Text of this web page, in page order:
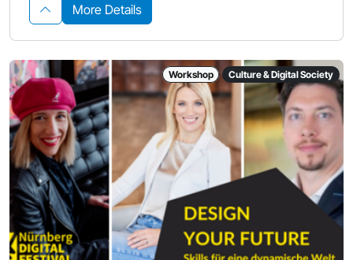
More Details
Workshop Culture & Digital Society